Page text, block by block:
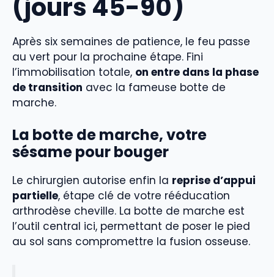
(jours 45-90)
Après six semaines de patience, le feu passe
au vert pour la prochaine étape. Fini
l’immobilisation totale, on entre dans la phase
de transition avec la fameuse botte de
marche.
La botte de marche, votre
sésame pour bouger
Le chirurgien autorise enfin la reprise d’appui
partielle, étape clé de votre rééducation
arthrodèse cheville. La botte de marche est
l’outil central ici, permettant de poser le pied
au sol sans compromettre la fusion osseuse.